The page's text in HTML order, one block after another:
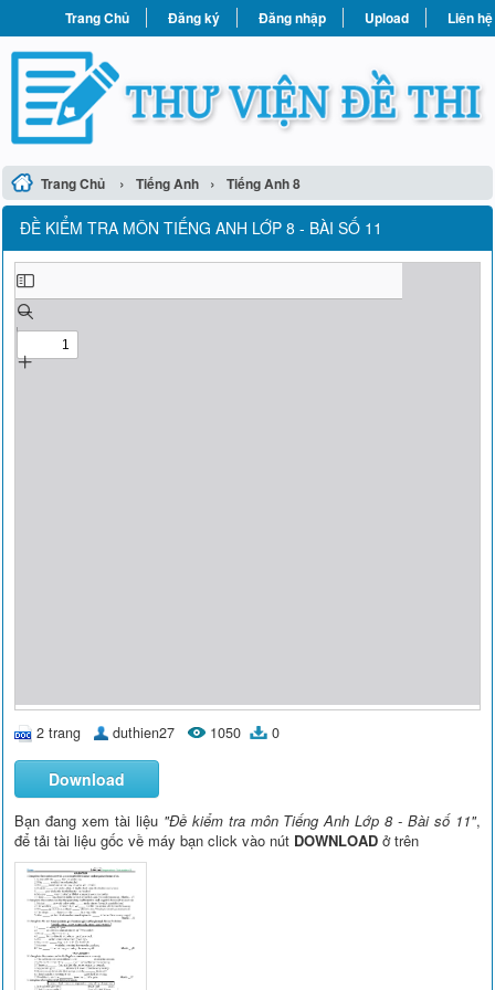
Trang Chủ Đăng ký Đăng nhập Upload Liên hệ
Trang Chủ › Tiếng Anh › Tiếng Anh 8
ĐỀ KIỂM TRA MÔN TIẾNG ANH LỚP 8 - BÀI SỐ 11
2 trang duthien27 1050 0
Download
Bạn đang xem tài liệu "Đề kiểm tra môn Tiếng Anh Lớp 8 - Bài số 11",
để tải tài liệu gốc về máy bạn click vào nút DOWNLOAD ở trên